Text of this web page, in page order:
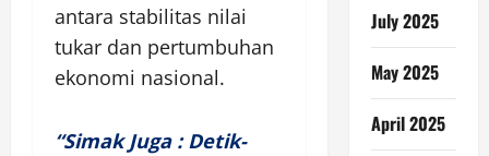
antara stabilitas nilai
tukar dan pertumbuhan
ekonomi nasional.
“Simak Juga : Detik-
July 2025
May 2025
April 2025